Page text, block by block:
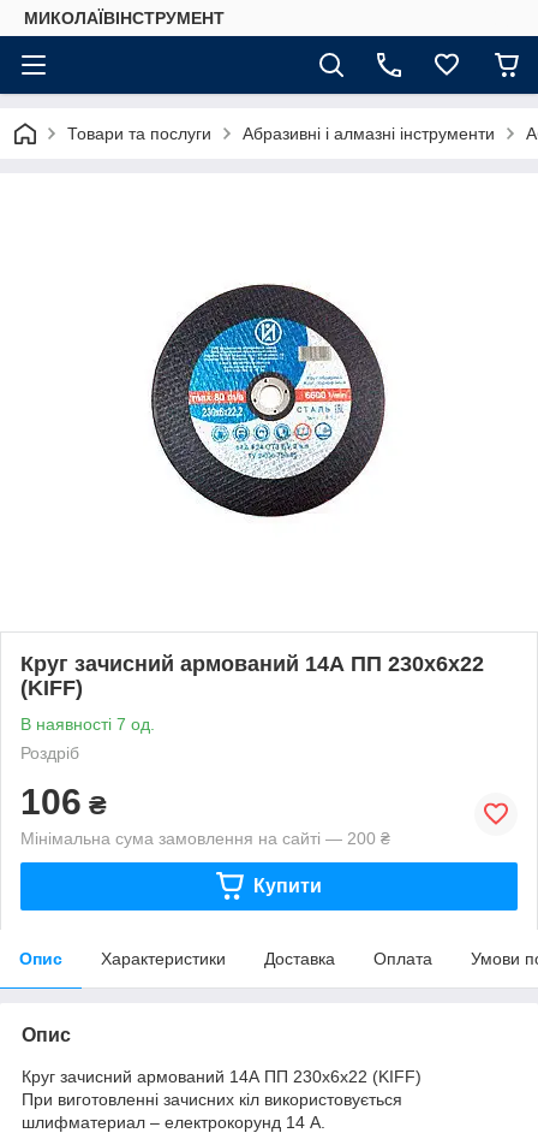
МИКОЛАЇВІНСТРУМЕНТ
Товари та послуги Абразивні і алмазні інструменти
Круг зачисний армований 14А ПП 230х6х22
(KIFF)
В наявності 7 од.
Роздріб
106 ₴
Мінімальна сума замовлення на сайті — 200 ₴
Купити
Опис Характеристики Доставка Оплата Умови
Опис
Круг зачисний армований 14А ПП 230х6х22 (KIFF)
При виготовленні зачисних кіл використовується
шлифматериал – електрокорунд 14 А.